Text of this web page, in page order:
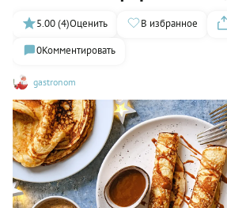
gastronom
5.00 (4)Оценить В избранное
0Комментировать